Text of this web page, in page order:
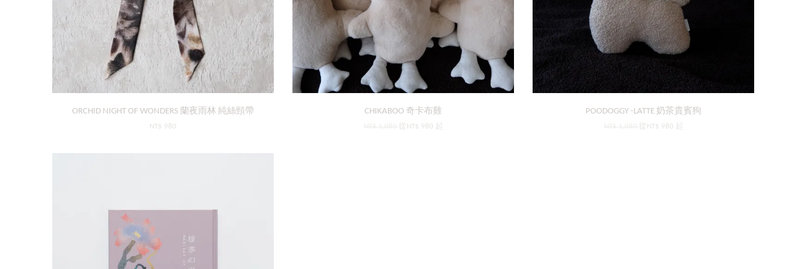
ORCHID NIGHT OF WONDERS 蘭夜雨林 純絲頸帶
NT$ 980
CHIKABOO 奇卡布雞
從 NT$ 980 起
POODOGGY -LATTE 奶茶貴賓狗
從 NT$ 980 起